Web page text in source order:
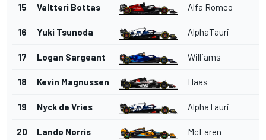
15 Valtteri Bottas Alfa Romeo
16 Yuki Tsunoda AlphaTauri
17 Logan Sargeant Williams
18 Kevin Magnussen Haas
19 Nyck de Vries AlphaTauri
20 Lando Norris McLaren